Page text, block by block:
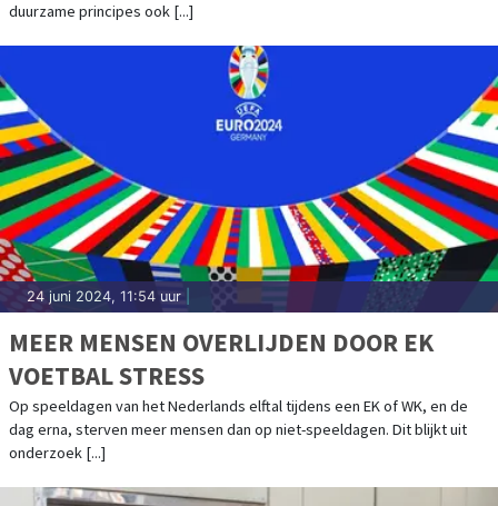
duurzame principes ook [...]
24 juni 2024, 11:54 uur
MEER MENSEN OVERLIJDEN DOOR EK
VOETBAL STRESS
Op speeldagen van het Nederlands elftal tijdens een EK of WK, en de
dag erna, sterven meer mensen dan op niet-speeldagen. Dit blijkt uit
onderzoek [...]